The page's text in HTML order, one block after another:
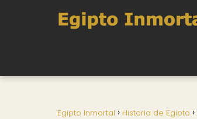
Egipto Inmortal Historia de Egipto